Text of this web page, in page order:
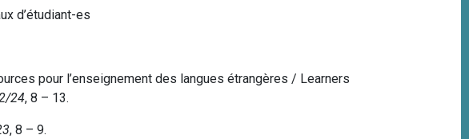
d’étudiant-es
pour l’enseignement des langues étrangères / Learners
24, 8 – 13.
, 8 – 9.